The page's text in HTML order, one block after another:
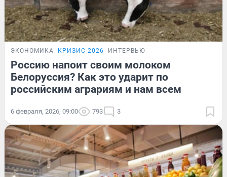
ЭКОНОМИКА КРИЗИС-2026 ИНТЕРВЬЮ
Россию напоит своим молоком
Белоруссия? Как это ударит по
российским аграриям и нам всем
6 февраля, 2026, 09:00 793 3